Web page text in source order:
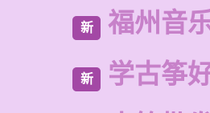
新 福州音
新 学古筝